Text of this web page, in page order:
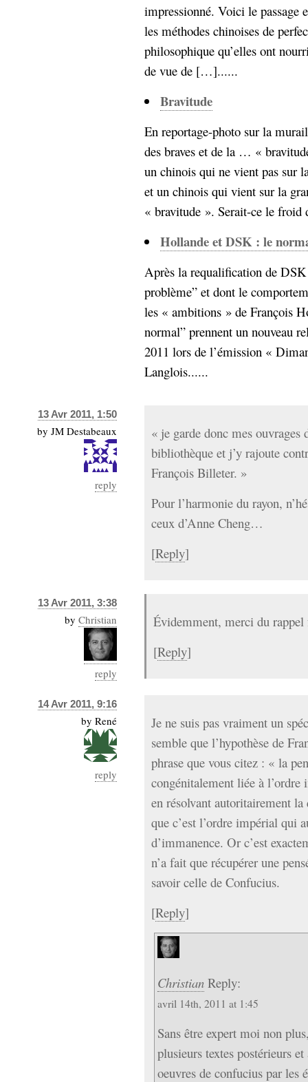
impressionné. Voici le passage
les méthodes chinoises de
philosophique qu’elles ont
de vue de […]......
Bravitude
En reportage-photo sur la
des braves et de la … «
un chinois qui ne vient pas sur
et un chinois qui vient sur la
« bravitude ». Serait-ce le
Hollande et DSK : le
Après la requalification de DSK
problème” et dont le
les « ambitions » de François
normal” prennent un nouveau
2011 lors de l’émission «
Langlois......
13 Avr 2011, 1:50
by JM Destabeaux
reply
« je garde donc mes
bibliothèque et j’y rajoute
François Billeter. »
Pour l’harmonie du rayon,
ceux d’Anne Cheng…
[Reply]
13 Avr 2011, 3:38
by Christian
reply
Évidemment, merci du rappel
[Reply]
14 Avr 2011, 9:16
by René
reply
Je ne suis pas vraiment un
semble que l’hypothèse de
phrase que vous citez : « la
congénitalement liée à
en résolvant autoritairement
que c’est l’ordre impérial qui
d’immanence. Or c’est
n’a fait que récupérer une
savoir celle de Confucius.
[Reply]
Christian Reply:
avril 14th, 2011 at 1:45
Sans être expert moi non
plusieurs textes postérieurs
oeuvres de confucius par les